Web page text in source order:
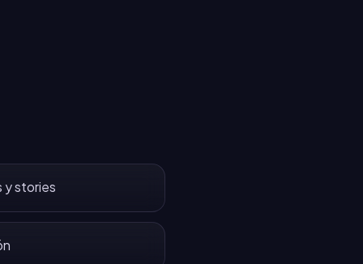
y stories